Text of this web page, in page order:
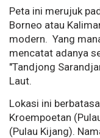
Peta ini merujuk
Borneo atau
modern. Yang
mencatat adanya
"Tandjong
Laut.
Lokasi ini
Kroempoetan
(Pulau Kijang).